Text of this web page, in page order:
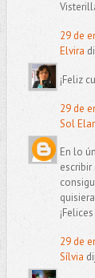
29 de
Elvira
¡Feliz
29 de
Sol
En lo
29 de
Sílvia